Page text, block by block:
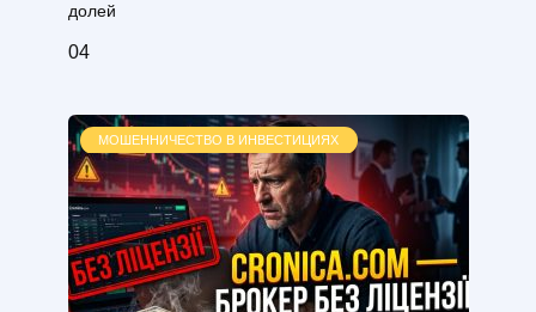
долей
04
МОШЕННИЧЕСТВО В ИНВЕСТИЦИЯХ